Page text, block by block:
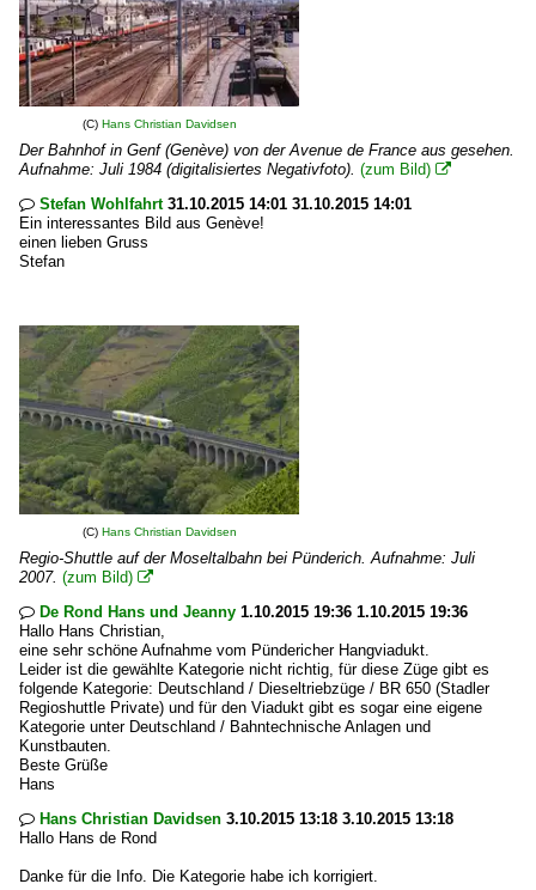
(C) Hans Christian Davidsen
Der Bahnhof in Genf (Genève) von der Avenue de France aus gesehen.
Aufnahme: Juli 1984 (digitalisiertes Negativfoto). (zum Bild) 
 Stefan Wohlfahrt31.10.2015 14:01 31.10.2015 14:01
Ein interessantes Bild aus Genève!
einen lieben Gruss
Stefan
(C) Hans Christian Davidsen
Regio-Shuttle auf der Moseltalbahn bei Pünderich. Aufnahme: Juli
2007. (zum Bild) 
 De Rond Hans und Jeanny 1.10.2015 19:36 1.10.2015 19:36
Hallo Hans Christian,
eine sehr schöne Aufnahme vom Pündericher Hangviadukt.
Leider ist die gewählte Kategorie nicht richtig, für diese Züge gibt es
folgende Kategorie: Deutschland / Dieseltriebzüge / BR 650 (Stadler
Regioshuttle Private) und für den Viadukt gibt es sogar eine eigene
Kategorie unter Deutschland / Bahntechnische Anlagen und
Kunstbauten.
Beste Grüße
Hans
 Hans Christian Davidsen 3.10.2015 13:18 3.10.2015 13:18
Hallo Hans de Rond
Danke für die Info. Die Kategorie habe ich korrigiert.